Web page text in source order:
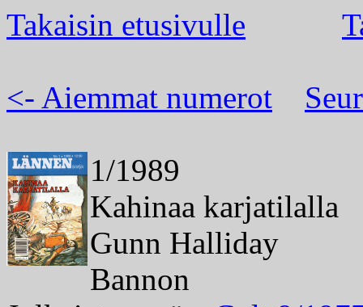
Takaisin etusivulle
<- Aiemmat numerot
1/1989
Kahinaa karjatilalla
Gunn Halliday
Bannon